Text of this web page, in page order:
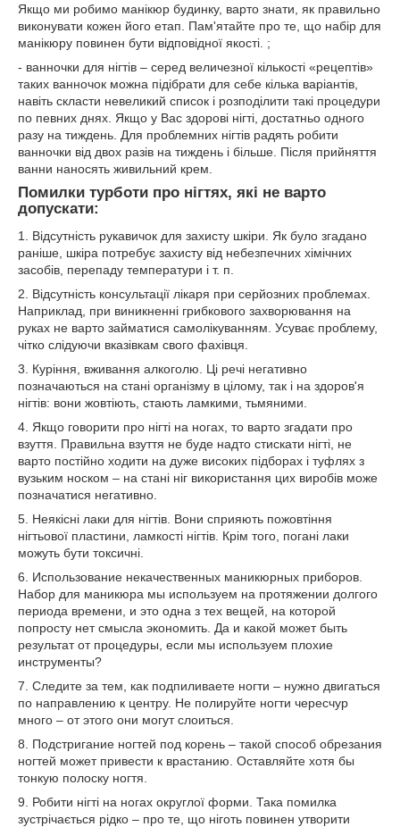
Якщо ми робимо манікюр будинку, варто знати, як правильно
виконувати кожен його етап. Пам'ятайте про те, що набір для
манікюру повинен бути відповідної якості. ;
- ванночки для нігтів – серед величезної кількості «рецептів»
таких ванночок можна підібрати для себе кілька варіантів,
навіть скласти невеликий список і розподілити такі процедури
по певних днях. Якщо у Вас здорові нігті, достатньо одного
разу на тиждень. Для проблемних нігтів радять робити
ванночки від двох разів на тиждень і більше. Після прийняття
ванни наносять живильний крем.
Помилки турботи про нігтях, які не варто
допускати:
1. Відсутність рукавичок для захисту шкіри. Як було згадано
раніше, шкіра потребує захисту від небезпечних хімічних
засобів, перепаду температури і т. п.
2. Відсутність консультації лікаря при серйозних проблемах.
Наприклад, при виникненні грибкового захворювання на
руках не варто займатися самолікуванням. Усуває проблему,
чітко слідуючи вказівкам свого фахівця.
3. Куріння, вживання алкоголю. Ці речі негативно
позначаються на стані організму в цілому, так і на здоров'я
нігтів: вони жовтіють, стають ламкими, тьмяними.
4. Якщо говорити про нігті на ногах, то варто згадати про
взуття. Правильна взуття не буде надто стискати нігті, не
варто постійно ходити на дуже високих підборах і туфлях з
вузьким носком – на стані ніг використання цих виробів може
позначатися негативно.
5. Неякісні лаки для нігтів. Вони сприяють пожовтіння
нігтьової пластини, ламкості нігтів. Крім того, погані лаки
можуть бути токсичні.
6. Использование некачественных маникюрных приборов.
Набор для маникюра мы используем на протяжении долгого
периода времени, и это одна з тех вещей, на которой
попросту нет смысла экономить. Да и какой может быть
результат от процедуры, если мы используем плохие
инструменты?
7. Следите за тем, как подпиливаете ногти – нужно двигаться
по направлению к центру. Не полируйте ногти чересчур
много – от этого они могут слоиться.
8. Подстригание ногтей под корень – такой способ обрезания
ногтей может привести к врастанию. Оставляйте хотя бы
тонкую полоску ногтя.
9. Робити нігті на ногах округлої форми. Така помилка
зустрічається рідко – про те, що ніготь повинен утворити